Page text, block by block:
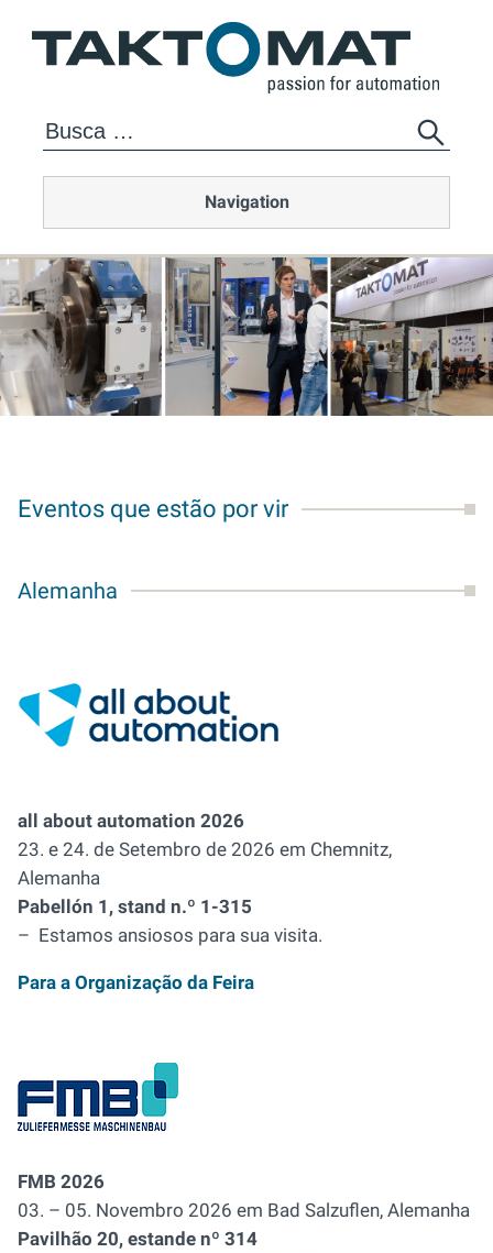
Navigation
Eventos que estão por vir
Alemanha
all about automation 2026
23. e 24. de Setembro de 2026 em Chemnitz,
Alemanha
Pabellón 1, stand n.º 1-315
– Estamos ansiosos para sua visita.
Para a Organização da Feira
FMB 2026
03. – 05. Novembro 2026 em Bad Salzuflen, Alemanha
Pavilhão 20, estande nº 314